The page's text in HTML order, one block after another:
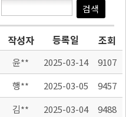
작성자 등록일 조회
윤** 2025-03-14
9107
행** 2025-03-05
9457
김** 2025-03-04
9488